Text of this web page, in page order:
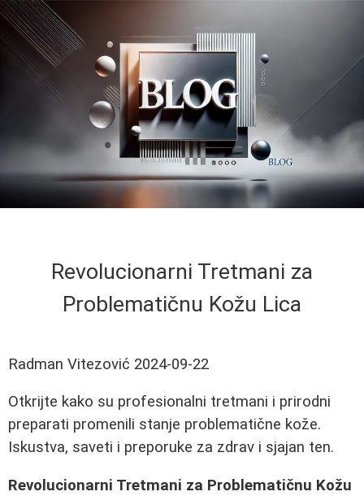
Revolucionarni Tretmani za
Problematičnu Kožu Lica
Radman Vitezović 2024-09-22
Otkrijte kako su profesionalni tretmani i prirodni
preparati promenili stanje problematične kože.
Iskustva, saveti i preporuke za zdrav i sjajan ten.
Revolucionarni Tretmani za Problematičnu Kožu